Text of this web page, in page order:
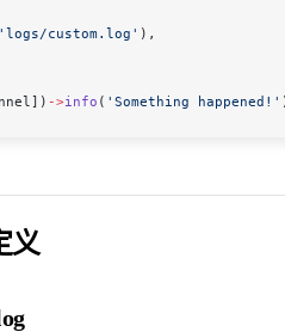
'logs/custom.log' ),
]) ->info ( 'Something happened!'
义